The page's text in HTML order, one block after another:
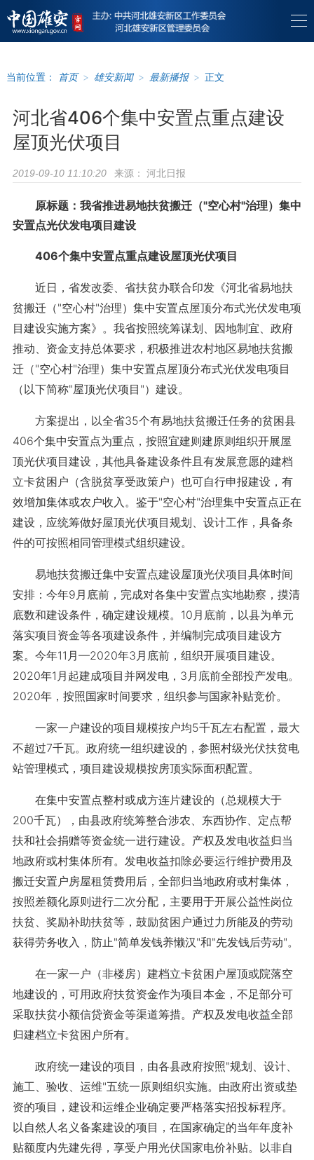
当前位置： 首页 > 雄安新闻 > 最新播报 > 正文
河北省406个集中安置点重点建设
屋顶光伏项目
2019-09-10 11:10:20 来源： 河北日报
原标题：我省推进易地扶贫搬迁（"空心村"治理）集中
安置点光伏发电项目建设
406个集中安置点重点建设屋顶光伏项目
近日，省发改委、省扶贫办联合印发《河北省易地扶
贫搬迁（"空心村"治理）集中安置点屋顶分布式光伏发电项
目建设实施方案》。我省按照统筹谋划、因地制宜、政府
推动、资金支持总体要求，积极推进农村地区易地扶贫搬
迁（"空心村"治理）集中安置点屋顶分布式光伏发电项目
（以下简称"屋顶光伏项目"）建设。
方案提出，以全省35个有易地扶贫搬迁任务的贫困县
406个集中安置点为重点，按照宜建则建原则组织开展屋
顶光伏项目建设，其他具备建设条件且有发展意愿的建档
立卡贫困户（含脱贫享受政策户）也可自行申报建设，有
效增加集体或农户收入。鉴于"空心村"治理集中安置点正在
建设，应统筹做好屋顶光伏项目规划、设计工作，具备条
件的可按照相同管理模式组织建设。
易地扶贫搬迁集中安置点建设屋顶光伏项目具体时间
安排：今年9月底前，完成对各集中安置点实地勘察，摸清
底数和建设条件，确定建设规模。10月底前，以县为单元
落实项目资金等各项建设条件，并编制完成项目建设方
案。今年11月—2020年3月底前，组织开展项目建设。
2020年1月起建成项目并网发电，3月底前全部投产发电。
2020年，按照国家时间要求，组织参与国家补贴竞价。
一家一户建设的项目规模按户均5千瓦左右配置，最大
不超过7千瓦。政府统一组织建设的，参照村级光伏扶贫电
站管理模式，项目建设规模按房顶实际面积配置。
在集中安置点整村或成方连片建设的（总规模大于
200千瓦），由县政府统筹整合涉农、东西协作、定点帮
扶和社会捐赠等资金统一进行建设。产权及发电收益归当
地政府或村集体所有。发电收益扣除必要运行维护费用及
搬迁安置户房屋租赁费用后，全部归当地政府或村集体，
按照差额化原则进行二次分配，主要用于开展公益性岗位
扶贫、奖励补助扶贫等，鼓励贫困户通过力所能及的劳动
获得劳务收入，防止"简单发钱养懒汉"和"先发钱后劳动"。
在一家一户（非楼房）建档立卡贫困户屋顶或院落空
地建设的，可用政府扶贫资金作为项目本金，不足部分可
采取扶贫小额信贷资金等渠道筹措。产权及发电收益全部
归建档立卡贫困户所有。
政府统一建设的项目，由各县政府按照"规划、设计、
施工、验收、运维"五统一原则组织实施。由政府出资或垫
资的项目，建设和运维企业确定要严格落实招投标程序。
以自然人名义备案建设的项目，在国家确定的当年年度补
贴额度内先建先得，享受户用光伏国家电价补贴。以非自